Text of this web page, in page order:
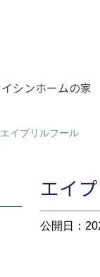
イシンホームの家
エイプリルフール
エイ
公開日：